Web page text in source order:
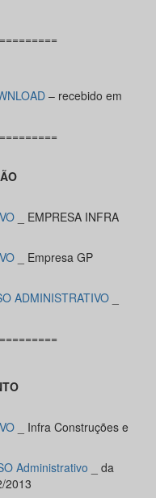
– recebido em
_ EMPRESA INFRA
_ Empresa GP
ADMINISTRATIVO
_ Infra Construções e
Administrativo _ da
2013